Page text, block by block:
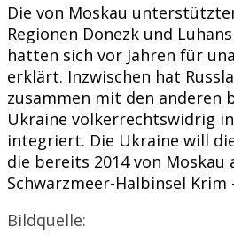
Die von Moskau
Regionen Donezk und
hatten sich vor Jahren für
erklärt. Inzwischen hat
zusammen mit den anderen
Ukraine völkerrechtswidrig
integriert. Die Ukraine will
die bereits 2014 von Moskau
Schwarzmeer-Halbinsel
Bildquelle: